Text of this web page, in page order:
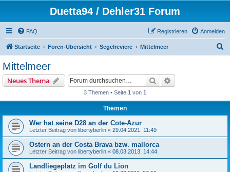
Duetta94 / Dehler31 Forum
FAQ Anmelden
Registrieren
Startseite Foren-Übersicht Segelreviere Mittelmeer
Mittelmeer
Neues Thema Suche
3 Themen • Seite 1 von 1
Themen
Wer hat seine D28 an der Cote-Azur
Letzter Beitrag von libertyberlin « 29.04.2021, 11:49
Ostern an der Costa Brava bzw. mallorca
Letzter Beitrag von libertyberlin « 08.03.2013, 14:44
Landliegeplatz im Golf du Lion